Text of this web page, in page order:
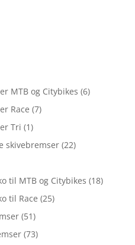
MTB og Citybikes (6)
Race (7)
Tri (1)
skivebremser (22)
til MTB og Citybikes (18)
til Race (25)
(51)
(73)